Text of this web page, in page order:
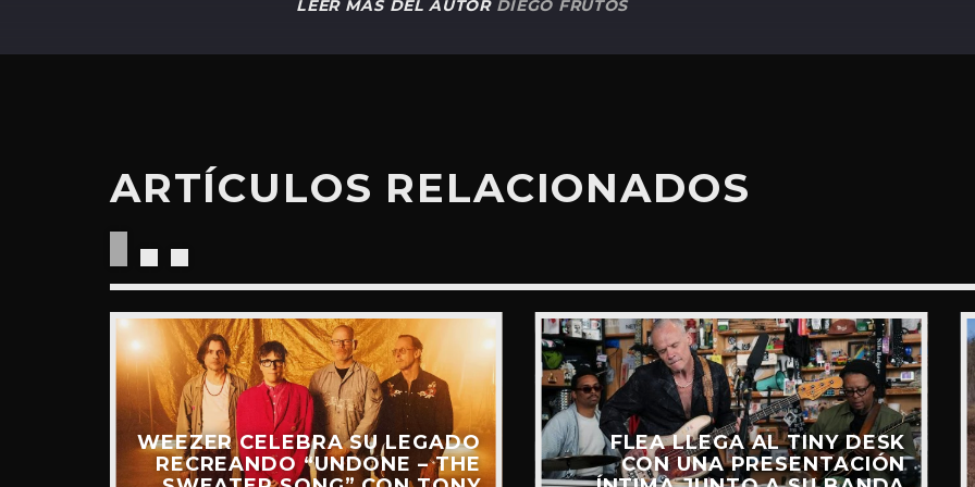
LEER MÁS DEL AUTOR DIEGO FRUTOS
ARTÍCULOS RELACIONADOS
WEEZER CELEBRA SU LEGADO
RECREANDO “UNDONE – THE
FLEA LLEGA AL TINY DESK
CON UNA PRESENTACIÓN